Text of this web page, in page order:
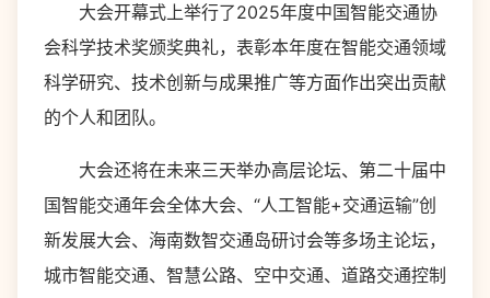
大会开幕式上举行了2025年度中国智能交通协
会科学技术奖颁奖典礼，表彰本年度在智能交通领域
科学研究、技术创新与成果推广等方面作出突出贡献
的个人和团队。
大会还将在未来三天举办高层论坛、第二十届中
国智能交通年会全体大会、“人工智能+交通运输”创
新发展大会、海南数智交通岛研讨会等多场主论坛，
城市智能交通、智慧公路、空中交通、道路交通控制